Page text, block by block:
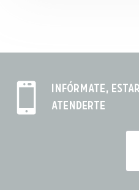

Infórmate,
atenderte